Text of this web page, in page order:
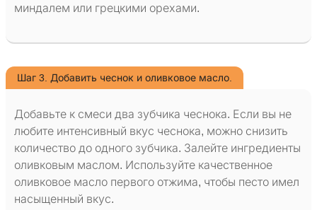
миндалем или грецкими орехами.
Шаг 3. Добавить чеснок и оливковое масло.
Добавьте к смеси два зубчика чеснока. Если вы не
любите интенсивный вкус чеснока, можно снизить
количество до одного зубчика. Залейте ингредиенты
оливковым маслом. Используйте качественное
оливковое масло первого отжима, чтобы песто имел
насыщенный вкус.